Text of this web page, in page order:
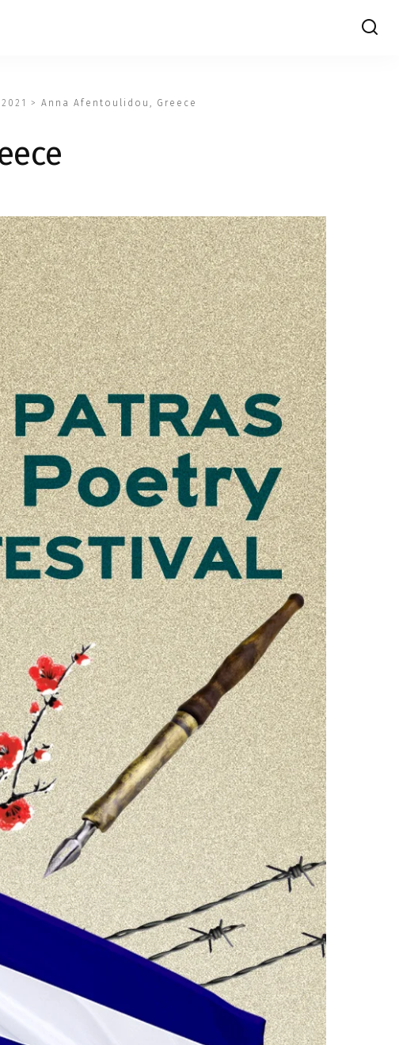
> Anna Afentoulidou, Greece